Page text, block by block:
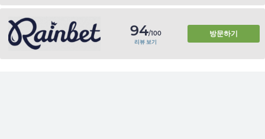
94/100
리뷰 보기
방문하기